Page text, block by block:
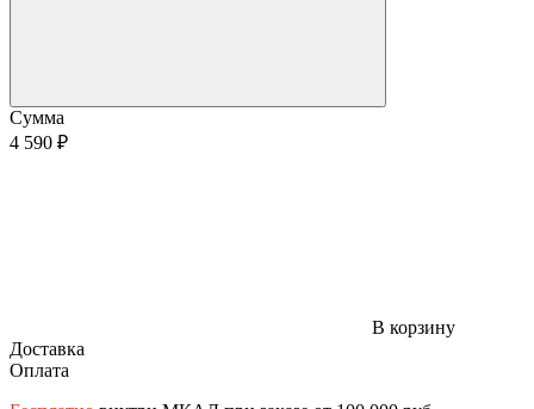
Сумма
4 590 ₽
В корзину
Доставка
Оплата